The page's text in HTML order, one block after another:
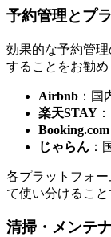
予約管理とプ
効果的な予約管
することをお勧め
Airbnb ：
楽天STAY
Booking.com
じゃらん ：
各プラットフォ
て使い分けること
清掃・メンテ